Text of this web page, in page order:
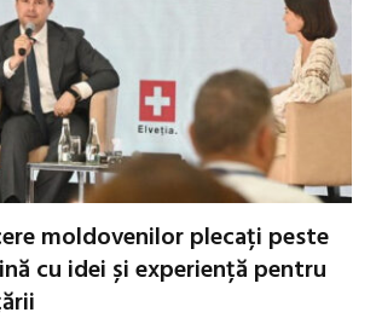
moldovenilor plecați peste
cu idei și experiență pentru